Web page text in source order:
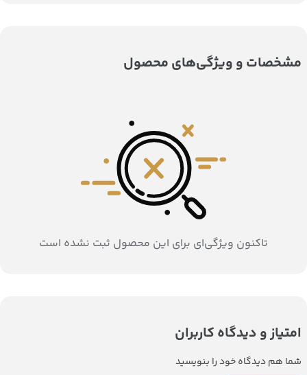
مشخصات و ویژگی‌های محصول
تاکنون ویژگی‌ای برای این محصول ثبت نشده است
امتیاز و دیدگاه کاربران
شما هم دیدگاه خود را بنویسید